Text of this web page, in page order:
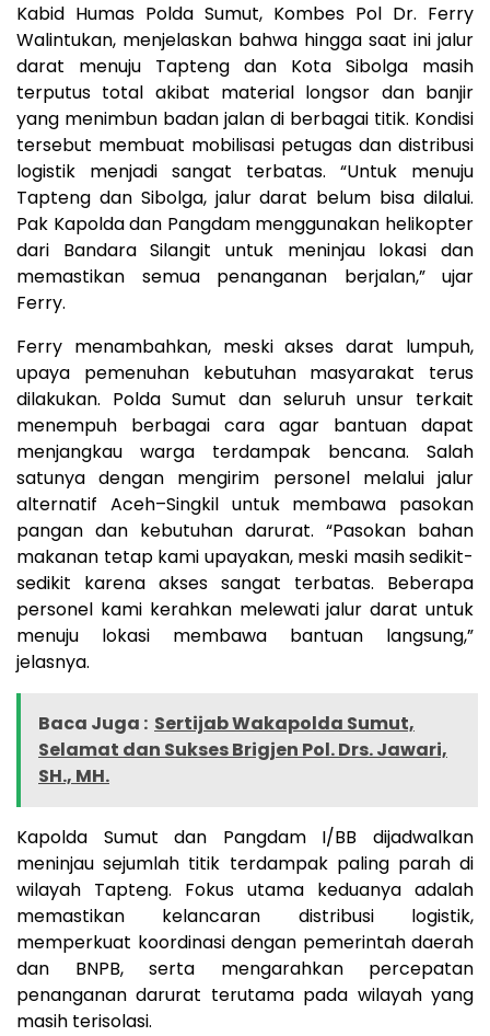
Kabid Humas Polda Sumut, Kombes Pol Dr. Ferry
Walintukan, menjelaskan bahwa hingga saat ini jalur
darat menuju Tapteng dan Kota Sibolga masih
terputus total akibat material longsor dan banjir
yang menimbun badan jalan di berbagai titik. Kondisi
tersebut membuat mobilisasi petugas dan distribusi
logistik menjadi sangat terbatas. “Untuk menuju
Tapteng dan Sibolga, jalur darat belum bisa dilalui.
Pak Kapolda dan Pangdam menggunakan helikopter
dari Bandara Silangit untuk meninjau lokasi dan
memastikan semua penanganan berjalan,” ujar
Ferry.
Ferry menambahkan, meski akses darat lumpuh,
upaya pemenuhan kebutuhan masyarakat terus
dilakukan. Polda Sumut dan seluruh unsur terkait
menempuh berbagai cara agar bantuan dapat
menjangkau warga terdampak bencana. Salah
satunya dengan mengirim personel melalui jalur
alternatif Aceh–Singkil untuk membawa pasokan
pangan dan kebutuhan darurat. “Pasokan bahan
makanan tetap kami upayakan, meski masih sedikit-
sedikit karena akses sangat terbatas. Beberapa
personel kami kerahkan melewati jalur darat untuk
menuju lokasi membawa bantuan langsung,”
jelasnya.
Baca Juga : Sertijab Wakapolda Sumut,
Selamat dan Sukses Brigjen Pol. Drs. Jawari,
SH., MH.
Kapolda Sumut dan Pangdam I/BB dijadwalkan
meninjau sejumlah titik terdampak paling parah di
wilayah Tapteng. Fokus utama keduanya adalah
memastikan kelancaran distribusi logistik,
memperkuat koordinasi dengan pemerintah daerah
dan BNPB, serta mengarahkan percepatan
penanganan darurat terutama pada wilayah yang
masih terisolasi.